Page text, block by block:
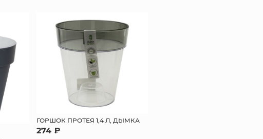
ГОРШОК ПРОТЕЯ 1,4 Л, ДЫМКА
274 ₽